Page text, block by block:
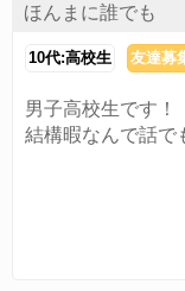
ほんまに誰でも
10代:高校生 友達募
男子高校生です！
結構暇なんで話で